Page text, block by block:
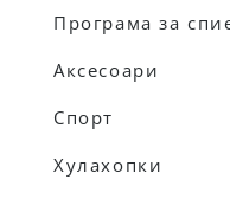
Програма за
Аксесоари
Спорт
Хулахопки